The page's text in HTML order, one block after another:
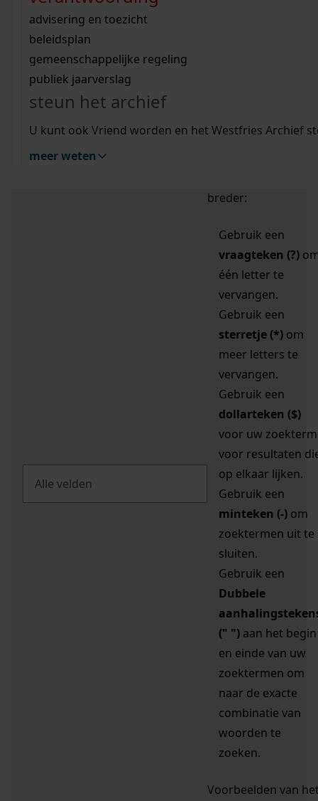
bouwvergunningen
omgevingsvergunningen
vergunningen
beeld en geluid
uitleg nodig?
Wij helpen u op weg met een aantal zoektips.
bekijk alle zoektips
Wij helpen u op weg met een aantal zoektips.
bekijk alle zoektips
bekijk ons geschiedenislokaal
advisering en toezicht
beleidsplan
gemeenschappelijke regeling
publiek jaarverslag
steun het archief
U kunt ook Vriend worden en het Westfries Archief
meer weten
zoektips
Mijn Studiezaal (inloggen)
uw zoekopdracht te
breder:
Gebruik een
vraagteken (?)
één letter te
vervangen.
Gebruik een
sterretje (*) om
meer letters te
vervangen.
Gebruik een
dollarteken ($)
voor uw zoekterm
voor resultaten
op elkaar lijken.
Gebruik een
minteken (-) om
zoektermen uit te
sluiten.
Gebruik een
Dubbele
(" ") aan het begin
en einde van uw
zoektermen om
naar de exacte
combinatie van
woorden te
zoeken.
Voorbeelden van